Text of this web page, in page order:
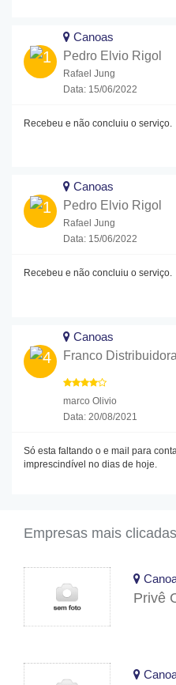
Canoas
Pedro Elvio Rigol
Rafael Jung
Data: 15/06/2022
Recebeu e não concluiu o serviço.
Canoas
Pedro Elvio Rigol
Rafael Jung
Data: 15/06/2022
Recebeu e não concluiu o serviço.
Canoas
Franco
marco Olivio
Data: 20/08/2021
Só esta faltando o e mail para
imprescindível no dias de hoje.
Empresas mais
Privê